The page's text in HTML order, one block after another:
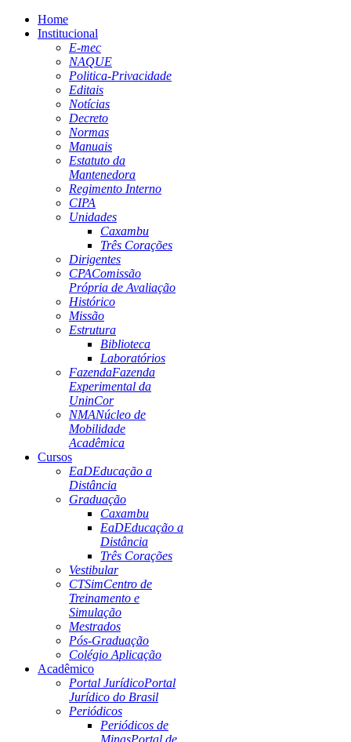
Home
Institucional
E-mec
NAQUE
Politica-Privacidade
Editais
Notícias
Decreto
Normas
Manuais
Estatuto da
Mantenedora
Regimento Interno
CIPA
Unidades
Caxambu
Três Corações
Dirigentes
CPAComissão
Própria de Avaliação
Histórico
Missão
Estrutura
Biblioteca
Laboratórios
FazendaFazenda
Experimental da
UninCor
NMANúcleo de
Mobilidade
Acadêmica
Cursos
EaDEducação a
Distância
Graduação
Caxambu
EaDEducação a
Distância
Três Corações
Vestibular
CTSimCentro de
Treinamento e
Simulação
Mestrados
Pós-Graduação
Colégio Aplicação
Acadêmico
Portal JurídicoPortal
Jurídico do Brasil
Periódicos
Periódicos de
MinasPortal de